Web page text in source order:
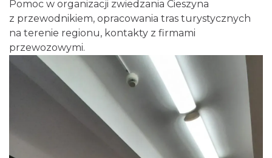
Pomoc w organizacji zwiedzania Cieszyna
z przewodnikiem, opracowania tras turystycznych
na terenie regionu, kontakty z firmami
przewozowymi.